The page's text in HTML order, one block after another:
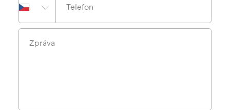
Telefon
Zpráva